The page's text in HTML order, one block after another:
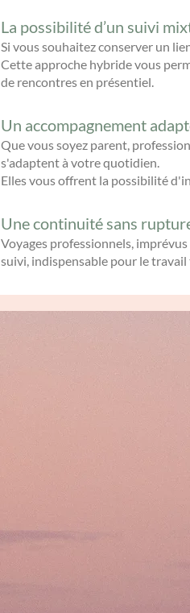
La possibilité d’un suivi
Si vous souhaitez conserver un
Cette approche hybride vous
de rencontres en présentiel.
Un accompagnement
Que vous soyez parent,
s'adaptent à votre quotidien.
Elles vous offrent la possibilité
Une continuité sans
Voyages professionnels,
suivi, indispensable pour le